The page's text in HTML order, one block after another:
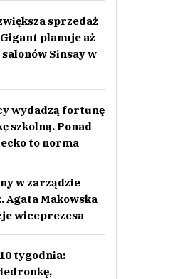
sprzedaż
planuje aż
Sinsay w
wydadzą fortunę
szkolną. Ponad
to norma
w zarządzie
Agata Makowska
wiceprezesa
tygodnia: